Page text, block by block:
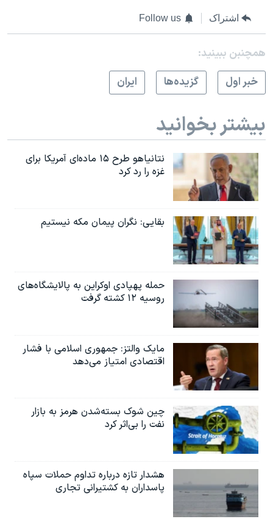
اشتراک Follow us
همچنبن ببینید:
خبر اول
گزيده‌ها ايران
بیشتر بخوانید
نتانیاهو طرح ۱۵ ماده‌ای آمریکا برای
غزه را رد کرد
بقایی: نگران پیمان مکه نیستیم
حمله پهپادی اوکراین به پالایشگاه‌های
روسیه ۱۲ کشته گرفت
مایک والتز: جمهوری اسلامی با فشار
اقتصادی امتیاز می‌دهد
چین شوک بسته‌شدن هرمز به بازار
نفت را بی‌اثر کرد
هشدار تازه درباره تداوم حملات سپاه
پاسداران به کشتیرانی تجاری